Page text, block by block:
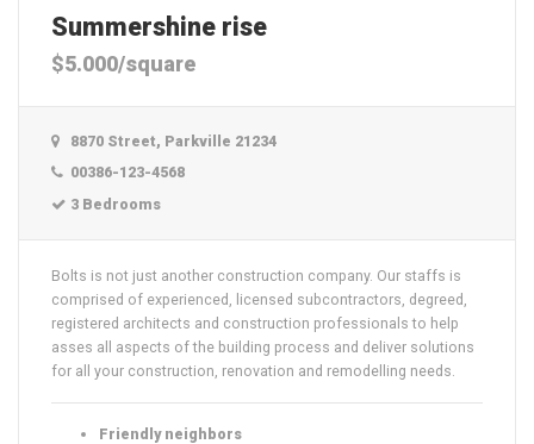
Summershine rise
$5.000/square
8870 Street, Parkville 21234
00386-123-4568
3 Bedrooms
Bolts is not just another construction company. Our staffs is
comprised of experienced, licensed subcontractors, degreed,
registered architects and construction professionals to help
asses all aspects of the building process and deliver solutions
for all your construction, renovation and remodelling needs.
Friendly neighbors